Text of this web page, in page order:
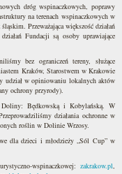
dróg wspinaczkowych, poprawy
na terenach wspinaczkowych w
Przeważająca większość działań
Fundacji są osoby uprawiające
bez ograniczeń tereny, służące
Kraków, Starostwem w Krakowie
udział w opiniowaniu lokalnych aktów
ochrony przyrody).
Doliny: Będkowską i Kobylańską. W
działania ochronne w
roślin w Dolinie Wrzosy.
dla dzieci i młodzieży „Sól Cup” w
wspinaczkowej: zakrakow.pl